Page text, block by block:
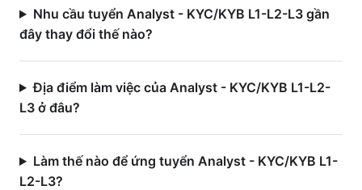
Nhu cầu tuyển Analyst - KYC/KYB L1-L2-L3 gần
đây thay đổi thế nào?
Địa điểm làm việc của Analyst - KYC/KYB L1-L2-
L3 ở đâu?
Làm thế nào để ứng tuyển Analyst - KYC/KYB L1-
L2-L3?